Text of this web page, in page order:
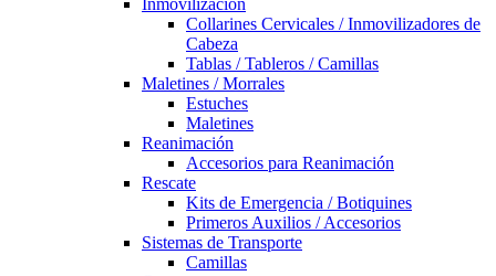
Inmovilización
Collarines Cervicales / Inmovilizadores de
Cabeza
Tablas / Tableros / Camillas
Maletines / Morrales
Estuches
Maletines
Reanimación
Accesorios para Reanimación
Rescate
Kits de Emergencia / Botiquines
Primeros Auxilios / Accesorios
Sistemas de Transporte
Camillas